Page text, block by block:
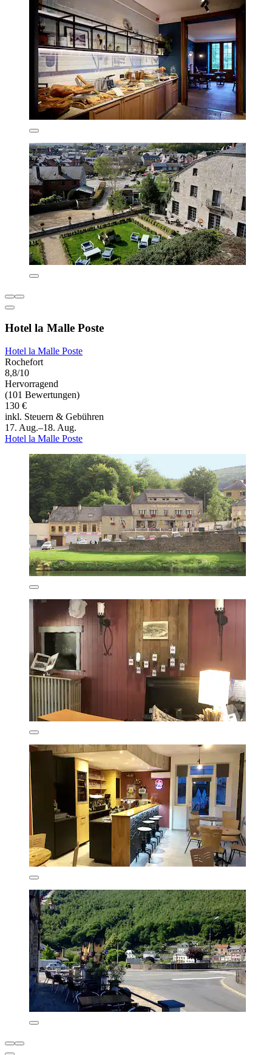
Hotel la Malle Poste
Hotel la Malle Poste
Rochefort
8,8/10
Hervorragend
(101 Bewertungen)
130 €
inkl. Steuern & Gebühren
17. Aug.–18. Aug.
Hotel la Malle Poste